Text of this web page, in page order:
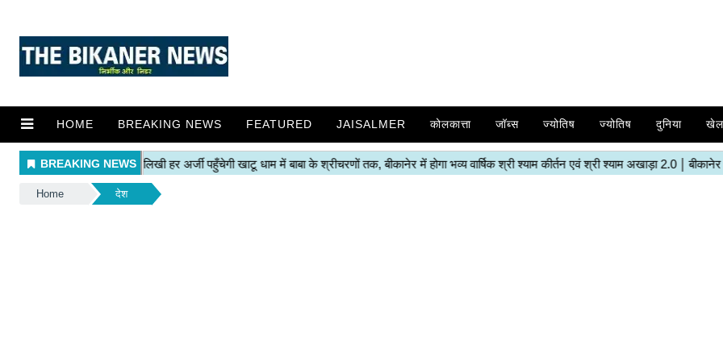
HOME BREAKING NEWS FEATURED JAISALMER कोलकात्ता जॉब्स ज्योतिष ज्योतिष दुनिया खेल
Home देश